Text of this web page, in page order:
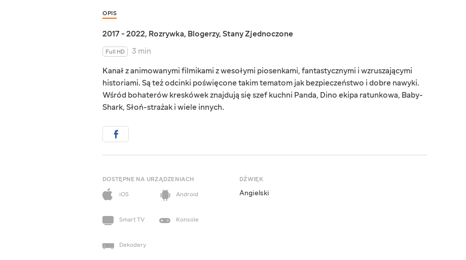
OPIS
2017 - 2022, Rozrywka, Blogerzy, Stany Zjednoczone
Full HD
3 min
Kanał z animowanymi filmikami z wesołymi piosenkami, fantastycznymi i wzruszającymi
historiami. Są też odcinki poświęcone takim tematom jak bezpieczeństwo i dobre nawyki.
Wśród bohaterów kreskówek znajdują się szef kuchni Panda, Dino ekipa ratunkowa, Baby-
Shark, Słoń-strażak i wiele innych.
DOSTĘPNE NA URZĄDZENIACH
iOS
Android
Smart TV Konsole
Dekodery
DŹWIĘK
Angielski